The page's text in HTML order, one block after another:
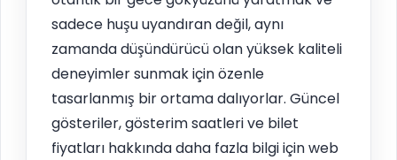
sadece huşu uyandıran değil, aynı
zamanda düşündürücü olan yüksek kaliteli
deneyimler sunmak için özenle
tasarlanmış bir ortama dalıyorlar. Güncel
gösteriler, gösterim saatleri ve bilet
fiyatları hakkında daha fazla bilgi için web